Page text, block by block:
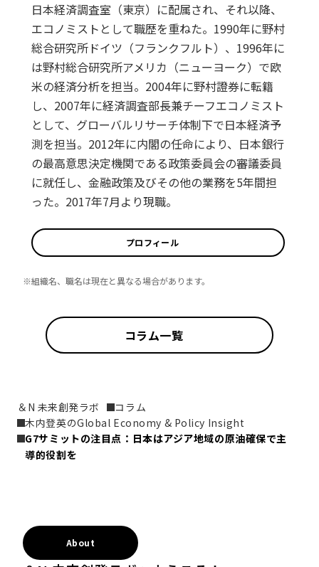
日本経済調査室（東京）に配属され、それ以降、
エコノミストとして職歴を重ねた。1990年に野村
総合研究所ドイツ（フランクフルト）、1996年に
は野村総合研究所アメリカ（ニューヨーク）で欧
米の経済分析を担当。2004年に野村證券に転籍
し、2007年に経済調査部長兼チーフエコノミスト
として、グローバルリサーチ体制下で日本経済予
測を担当。2012年に内閣の任命により、日本銀行
の最高意思決定機関である政策委員会の審議委員
に就任し、金融政策及びその他の業務を5年間担
った。2017年7月より現職。
プロフィール
※組織名、職名は現在と異なる場合があります。
コラム一覧
＆N 未来創発ラボ
コラム
木内登英のGlobal Economy & Policy Insight
G7サミットの注目点：日本はアジア地域の原油確保で主
導的役割を
About